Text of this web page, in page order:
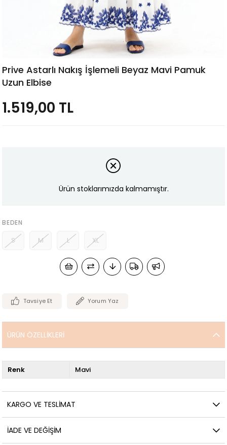
Prive Astarlı Nakış İşlemeli Beyaz Mavi Pamuk
Uzun Elbise
1.519,00 TL
Ürün stoklarımızda kalmamıştır.
BEDEN
S M L XL
Tavsiye Et Yorum Yaz
ÜRÜN ÖZELLIKLERI
Renk Mavi
KARGO VE TESLIMAT
İADE VE DEĞIŞIM